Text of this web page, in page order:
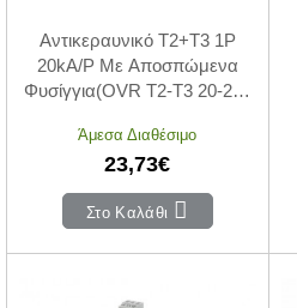
Αντικεραυνικό T2+T3 1P
20kA/P Με Αποσπώμενα
Φυσίγγια(OVR T2-T3 20-275
Άμεσα Διαθέσιμο
23,73€
Στο Καλάθι